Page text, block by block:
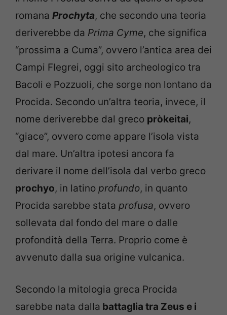
romana Prochyta, che secondo una teoria
deriverebbe da Prima Cyme, che significa
“prossima a Cuma”, ovvero l’antica area dei
Campi Flegrei, oggi sito archeologico tra
Bacoli e Pozzuoli, che sorge non lontano da
Procida. Secondo un’altra teoria, invece, il
nome deriverebbe dal greco pròkeitai,
“giace”, ovvero come appare l’isola vista
dal mare. Un’altra ipotesi ancora fa
derivare il nome dell’isola dal verbo greco
prochyo, in latino profundo, in quanto
Procida sarebbe stata profusa, ovvero
sollevata dal fondo del mare o dalle
profondità della Terra. Proprio come è
avvenuto dalla sua origine vulcanica.
Secondo la mitologia greca Procida
sarebbe nata dalla battaglia tra Zeus e i